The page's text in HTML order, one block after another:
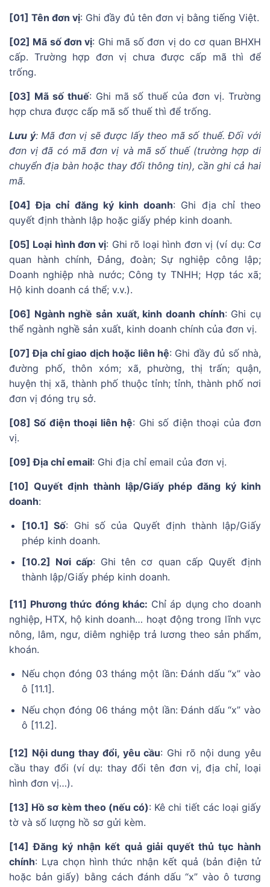
[01] Tên đơn vị: Ghi đầy đủ tên đơn vị bằng tiếng Việt.
[02] Mã số đơn vị: Ghi mã số đơn vị do cơ quan BHXH
cấp. Trường hợp đơn vị chưa được cấp mã thì để
trống.
[03] Mã số thuế: Ghi mã số thuế của đơn vị. Trường
hợp chưa được cấp mã số thuế thì để trống.
Lưu ý: Mã đơn vị sẽ được lấy theo mã số thuế. Đối với
đơn vị đã có mã đơn vị và mã số thuế (trường hợp di
chuyển địa bàn hoặc thay đổi thông tin), cần ghi cả hai
mã.
[04] Địa chỉ đăng ký kinh doanh: Ghi địa chỉ theo
quyết định thành lập hoặc giấy phép kinh doanh.
[05] Loại hình đơn vị: Ghi rõ loại hình đơn vị (ví dụ: Cơ
quan hành chính, Đảng, đoàn; Sự nghiệp công lập;
Doanh nghiệp nhà nước; Công ty TNHH; Hợp tác xã;
Hộ kinh doanh cá thể; v.v.).
[06] Ngành nghề sản xuất, kinh doanh chính: Ghi cụ
thể ngành nghề sản xuất, kinh doanh chính của đơn vị.
[07] Địa chỉ giao dịch hoặc liên hệ: Ghi đầy đủ số nhà,
đường phố, thôn xóm; xã, phường, thị trấn; quận,
huyện thị xã, thành phố thuộc tỉnh; tỉnh, thành phố nơi
đơn vị đóng trụ sở.
[08] Số điện thoại liên hệ: Ghi số điện thoại của đơn
vị.
[09] Địa chỉ email: Ghi địa chỉ email của đơn vị.
[10] Quyết định thành lập/Giấy phép đăng ký kinh
doanh:
[10.1] Số: Ghi số của Quyết định thành lập/Giấy
phép kinh doanh.
[10.2] Nơi cấp: Ghi tên cơ quan cấp Quyết định
thành lập/Giấy phép kinh doanh.
[11] Phương thức đóng khác: Chỉ áp dụng cho doanh
nghiệp, HTX, hộ kinh doanh… hoạt động trong lĩnh vực
nông, lâm, ngư, diêm nghiệp trả lương theo sản phẩm,
khoán.
Nếu chọn đóng 03 tháng một lần: Đánh dấu “x” vào
ô [11.1].
Nếu chọn đóng 06 tháng một lần: Đánh dấu “x” vào
ô [11.2].
[12] Nội dung thay đổi, yêu cầu: Ghi rõ nội dung yêu
cầu thay đổi (ví dụ: thay đổi tên đơn vị, địa chỉ, loại
hình đơn vị…).
[13] Hồ sơ kèm theo (nếu có): Kê chi tiết các loại giấy
tờ và số lượng hồ sơ gửi kèm.
[14] Đăng ký nhận kết quả giải quyết thủ tục hành
chính: Lựa chọn hình thức nhận kết quả (bản điện tử
hoặc bản giấy) bằng cách đánh dấu “x” vào ô tương